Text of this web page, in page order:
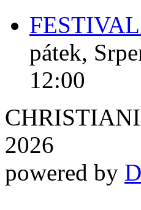
pátek,
12:00
2026
powered by